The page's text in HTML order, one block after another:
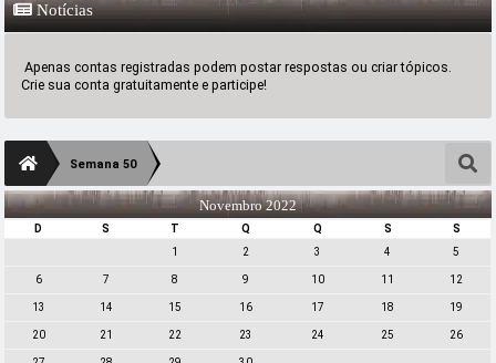
Notícias
Apenas contas registradas podem postar respostas ou criar tópicos.
Crie sua conta gratuitamente e participe!
Semana 50
Novembro 2022
D S T Q Q S
S
1
2 3 4 5
6 7 8 9 10 11 12
13 14 15 16 17 18 19
20 21 22 23 24 25 26